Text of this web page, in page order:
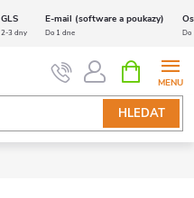
GLS E-mail (software a poukazy)
2-3 dny Do 1 dne Do
HLEDAT
NÁKUPNÍ
KOŠÍK